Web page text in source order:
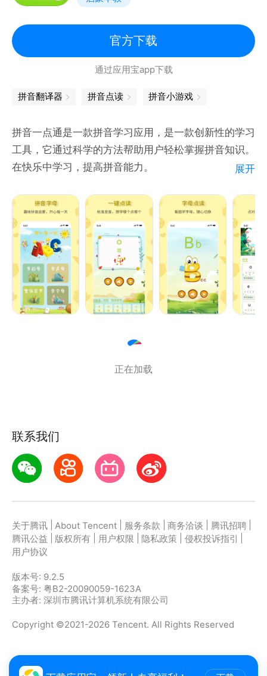
子学习拼音之余书写得到规范；
学，学习内容更丰富。
欢迎反馈各种意见建议，三及第君与大家共同成长！
微信公众号：三及第互动课堂
官方下载
通过应用宝app下载
拼音翻译器 拼音点读 拼音小游戏
拼音一点通是一款拼音学习应用，是一款创新性的学习
工具，它通过科学的方法帮助用户轻松掌握拼音知识。
在快乐中学习，提高拼音能力。
一键点读：应用提供了每个拼音、字母的标准读音，一
键点击即可播放拼音。
图文结合：每个音节配有有趣生动的图片，提高学习兴
趣。
专业视频指导：应用内含专业的视频指导，提供清晰、
易懂的拼音学习方法。
无障碍使用：应用界面简洁，操作简单，轻松上手。
展开
正在加载
联系我们
关于腾讯 About Tencent 服务条款 商务洽谈 腾讯招聘
腾讯公益
版权所有 用户权限 隐私政策 侵权投诉指引
用户协议
版本号: 9.2.5
备案号: 粤B2-20090059-1623A
主办者: 深圳市腾讯计算机系统有限公司
Copyright ©2021-2026 Tencent. All Rights Reserved